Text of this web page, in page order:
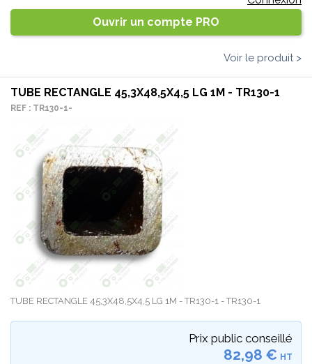
Ouvrir un compte PRO
Voir le produit >
TUBE RECTANGLE 45,3X48,5X4,5 LG 1M - TR130-1
REF : TR130-1-
TUBE RECTANGLE 45,3X48,5X4,5 LG 1M - TR130-1 - TR130-1
Prix public conseillé
82,98 € HT